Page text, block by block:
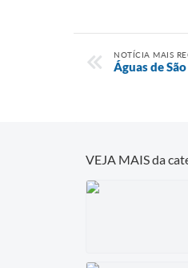
NOTÍCIA MAIS
Águas de
VEJA MAIS da